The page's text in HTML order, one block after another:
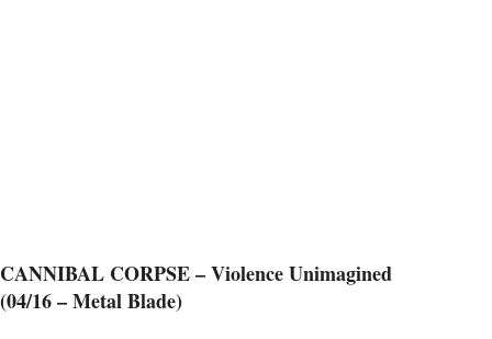
CANNIBAL CORPSE – Violence Unimagined
(04/16 – Metal Blade)